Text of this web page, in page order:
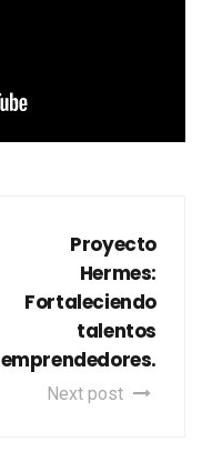
Proyecto
Hermes:
Fortaleciendo
talentos
emprendedores.
Next post